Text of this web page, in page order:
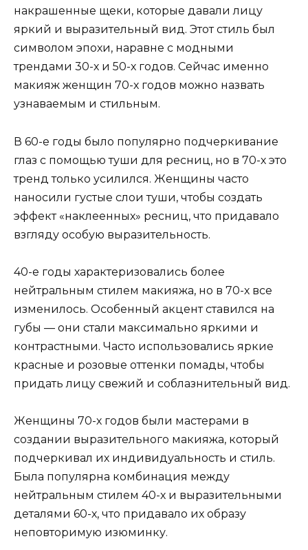
накрашенные щеки, которые давали лицу
яркий и выразительный вид. Этот стиль был
символом эпохи, наравне с модными
трендами 30-х и 50-х годов. Сейчас именно
макияж женщин 70-х годов можно назвать
узнаваемым и стильным.
В 60-е годы было популярно подчеркивание
глаз с помощью туши для ресниц, но в 70-х это
тренд только усилился. Женщины часто
наносили густые слои туши, чтобы создать
эффект «наклеенных» ресниц, что придавало
взгляду особую выразительность.
40-е годы характеризовались более
нейтральным стилем макияжа, но в 70-х все
изменилось. Особенный акцент ставился на
губы — они стали максимально яркими и
контрастными. Часто использовались яркие
красные и розовые оттенки помады, чтобы
придать лицу свежий и соблазнительный вид.
Женщины 70-х годов были мастерами в
создании выразительного макияжа, который
подчеркивал их индивидуальность и стиль.
Была популярна комбинация между
нейтральным стилем 40-х и выразительными
деталями 60-х, что придавало их образу
неповторимую изюминку.